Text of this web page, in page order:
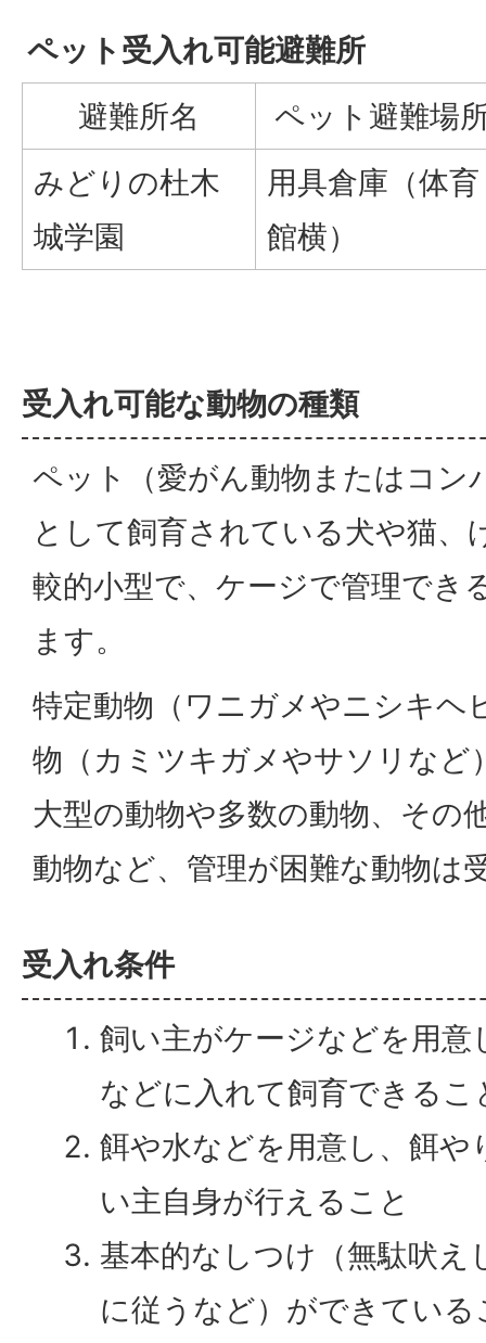
ペット受入れ可能避難所
避難所名
ペット避難場
みどりの杜木
城学園
用具倉庫（体育
館横）
受入れ可能な動物の種類
ペット（愛がん動物またはコン
として飼育されている犬や猫、
較的小型で、ケージで管理でき
ます。
特定動物（ワニガメやニシキヘ
物（カミツキガメやサソリなど
大型の動物や多数の動物、その
動物など、管理が困難な動物は
受入れ条件
飼い主がケージなどを用意
などに入れて飼育できるこ
餌や水などを用意し、餌や
い主自身が行えること
基本的なしつけ（無駄吠え
に従うなど）ができている